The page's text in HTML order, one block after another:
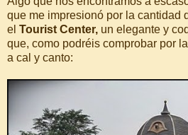
que me impresionó por la cantidad
el Tourist Center, un elegante y
que, como podréis comprobar por
a cal y canto: